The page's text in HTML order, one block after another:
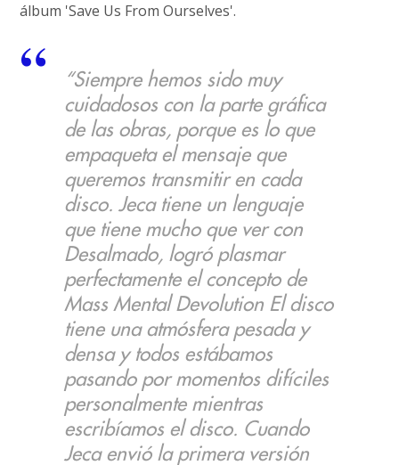
álbum 'Save Us From Ourselves'.
“Siempre hemos sido muy
cuidadosos con la parte gráfica
de las obras, porque es lo que
empaqueta el mensaje que
queremos transmitir en cada
disco. Jeca tiene un lenguaje
que tiene mucho que ver con
Desalmado, logró plasmar
perfectamente el concepto de
Mass Mental Devolution El disco
tiene una atmósfera pesada y
densa y todos estábamos
pasando por momentos difíciles
personalmente mientras
escribíamos el disco. Cuando
Jeca envió la primera versión